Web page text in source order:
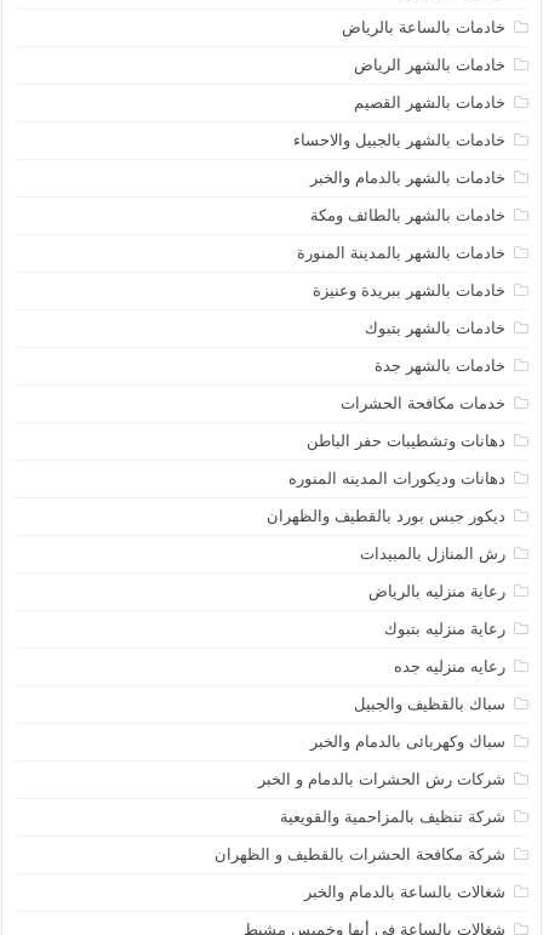
خادمات بالساعة بالرياض
خادمات بالشهر الرياض
خادمات بالشهر القصيم
خادمات بالشهر بالجبيل والاحساء
خادمات بالشهر بالدمام والخبر
خادمات بالشهر بالطائف ومكة
خادمات بالشهر بالمدينة المنورة
خادمات بالشهر ببريدة وعنيزة
خادمات بالشهر بتبوك
خادمات بالشهر جدة
خدمات مكافحة الحشرات
دهانات وتشطيبات حفر الباطن
دهانات وديكورات المدينه المنوره
ديكور جبس بورد بالقطيف والظهران
رش المنازل بالمبيدات
رعاية منزليه بالرياض
رعاية منزليه بتبوك
رعايه منزليه جده
سباك بالقظيف والجبيل
سباك وكهربائى بالدمام والخبر
شركات رش الحشرات بالدمام و الخبر
شركة تنظيف بالمزاحمية والقويعية
شركة مكافحة الحشرات بالقطيف و الظهران
شغالات بالساعة بالدمام والخبر
شغالات بالساعة في أبها وخميس مشيط